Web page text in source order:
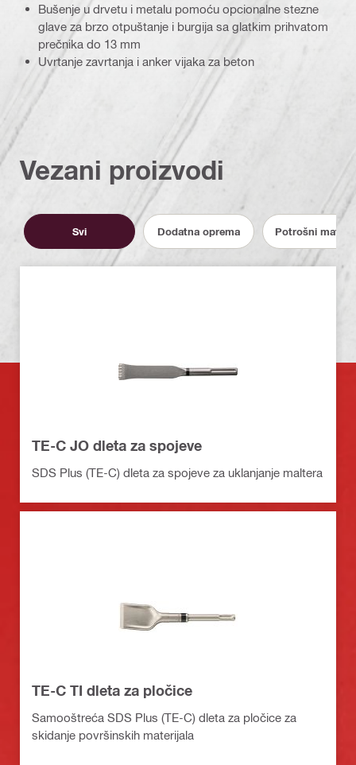
Bušenje u drvetu i metalu pomoću opcionalne stezne
glave za brzo otpuštanje i burgija sa glatkim prihvatom
prečnika do 13 mm
Uvrtanje zavrtanja i anker vijaka za beton
Vezani proizvodi
Svi Dodatna oprema Potrošni
TE-C JO dleta za spojeve
SDS Plus (TE-C) dleta za spojeve za uklanjanje maltera
TE-C TI dleta za pločice
Samooštreća SDS Plus (TE-C) dleta za pločice za
skidanje površinskih materijala